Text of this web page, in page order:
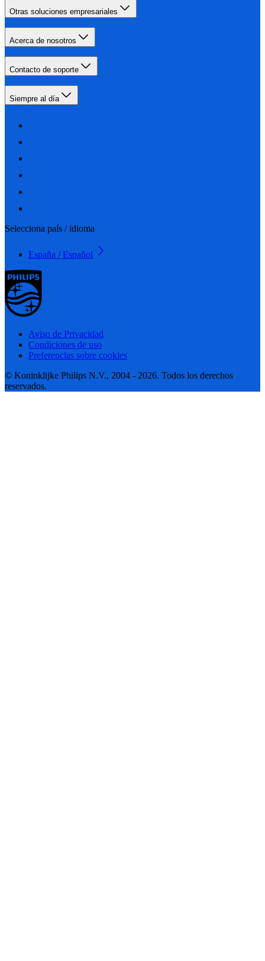
Otras soluciones empresariales
Acerca de nosotros
Contacto de soporte
Siempre al día
Selecciona país / idioma
España / Español
Aviso de Privacidad
Condiciones de uso
Preferencias sobre cookies
© Koninklijke Philips N.V., 2004 - 2026. Todos los derechos
reservados.